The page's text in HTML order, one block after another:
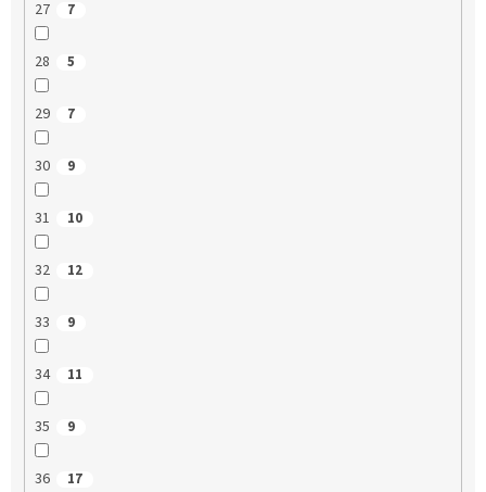
27 7
28 5
29 7
30 9
31 10
32 12
33 9
34 11
35 9
36 17